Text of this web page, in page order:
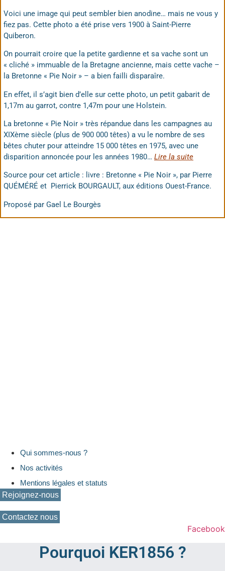
Voici une image qui peut sembler bien anodine… mais ne vous y
fiez pas. Cette photo a été prise vers 1900 à Saint-Pierre
Quiberon.
On pourrait croire que la petite gardienne et sa vache sont un
« cliché » immuable de la Bretagne ancienne, mais cette vache –
la Bretonne « Pie Noir » – a bien failli disparaîre.
En effet, il s’agit bien d’elle sur cette photo, un petit gabarit de
1,17m au garrot, contre 1,47m pour une Holstein.
La bretonne « Pie Noir » très répandue dans les campagnes au
XIXème siècle (plus de 900 000 têtes) a vu le nombre de ses
bêtes chuter pour atteindre 15 000 têtes en 1975, avec une
disparition annoncée pour les années 1980… Lire la suite
Source pour cet article : livre : Bretonne « Pie Noir », par Pierre
QUÉMÉRÉ et Pierrick BOURGAULT, aux éditions Ouest-France.
Proposé par Gael Le Bourgès
Qui sommes-nous ?
Nos activités
Mentions légales et statuts
Rejoignez-nous
Contactez nous
Facebook
Pourquoi KER1856 ?